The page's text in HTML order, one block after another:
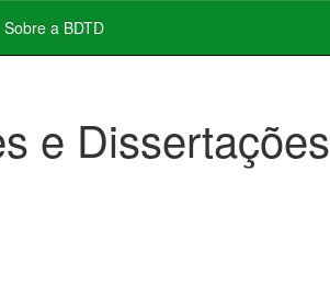
Sobre a BDTD
e Dissertações